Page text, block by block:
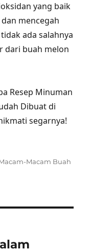
yang baik
mencegah
ada salahnya
dari buah melon
Resep Minuman
Dibuat di
segarnya!
Macam Buah